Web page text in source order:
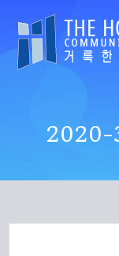
2020-